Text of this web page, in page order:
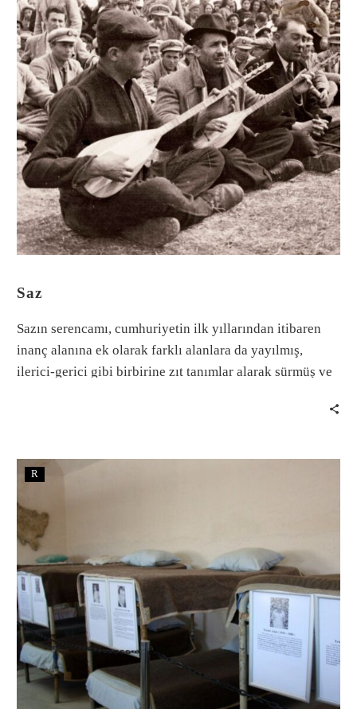
Saz
Sazın serencamı, cumhuriyetin ilk yıllarından itibaren
inanç alanına ek olarak farklı alanlara da yayılmış,
ilerici-gerici gibi birbirine zıt tanımlar alarak sürmüş ve
R